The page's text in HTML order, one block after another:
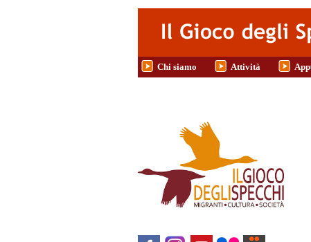
Chi siamo Attività